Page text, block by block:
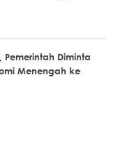
Pemerintah Diminta
Menengah ke